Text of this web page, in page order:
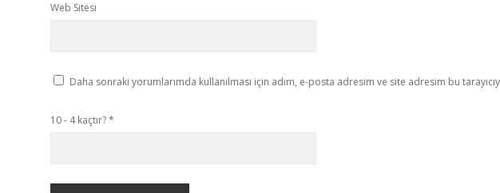
Web Sitesi
Daha sonraki yorumlarımda kullanılması için adım, e-posta adresim ve site adresim bu
10 - 4 kaçtır?*